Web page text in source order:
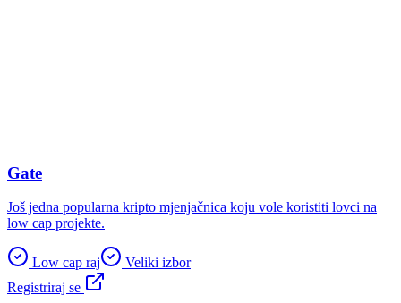
Gate
Još jedna popularna kripto mjenjačnica koju vole koristiti lovci na
low cap projekte.
Low cap raj
Veliki izbor
Registriraj se